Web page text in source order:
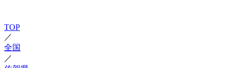
TOP
／
全国
／